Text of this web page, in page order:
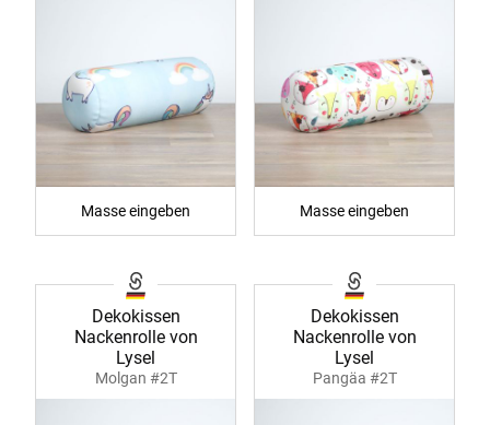
Masse eingeben Masse eingeben
Dekokissen
Nackenrolle von
Lysel
Molgan #2T
Dekokissen
Nackenrolle von
Lysel
Pangäa #2T